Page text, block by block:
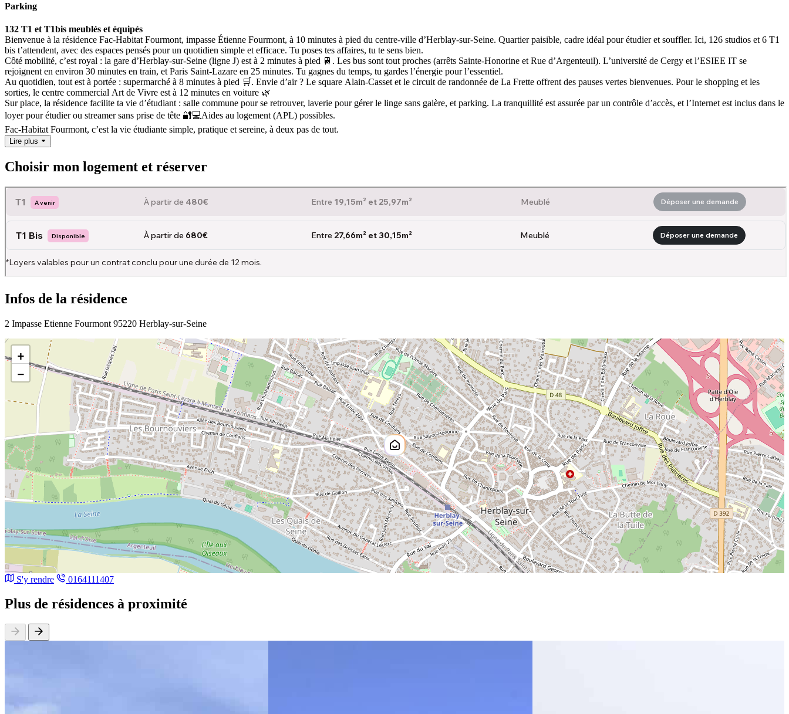
Parking
132 T1 et T1bis meublés et équipés
Bienvenue à la résidence Fac-Habitat Fourmont, impasse Étienne Fourmont, à 10 minutes à pied du centre-ville d’Herblay-sur-Seine. Quartier paisible, cadre idéal pour étudier et souffler. Ici, 126 studios et 6 T1
bis t’attendent, avec des espaces pensés pour un quotidien simple et efficace. Tu poses tes affaires, tu te sens bien.
Côté mobilité, c’est royal : la gare d’Herblay-sur-Seine (ligne J) est à 2 minutes à pied 🚆. Les bus sont tout proches (arrêts Sainte-Honorine et Rue d’Argenteuil). L’université de Cergy et l’ESIEE IT se
rejoignent en environ 30 minutes en train, et Paris Saint-Lazare en 25 minutes. Tu gagnes du temps, tu gardes l’énergie pour l’essentiel.
Au quotidien, tout est à portée : supermarché à 8 minutes à pied 🛒. Envie d’air ? Le square Alain-Casset et le circuit de randonnée de La Frette offrent des pauses vertes bienvenues. Pour le shopping et les
sorties, le centre commercial Art de Vivre est à 12 minutes en voiture 🌿
Sur place, la résidence facilite ta vie d’étudiant : salle commune pour se retrouver, laverie pour gérer le linge sans galère, et parking. La tranquillité est assurée par un contrôle d’accès, et l’Internet est inclus dans le
loyer pour étudier ou streamer sans prise de tête 🔐💻Aides au logement (APL) possibles.
Fac-Habitat Fourmont, c’est la vie étudiante simple, pratique et sereine, à deux pas de tout.
Lire plus
Choisir mon logement et réserver
Infos de la résidence
2 Impasse Etienne Fourmont 95220 Herblay-sur-Seine
+
−
S'y rendre 0164111407
Plus de résidences à proximité